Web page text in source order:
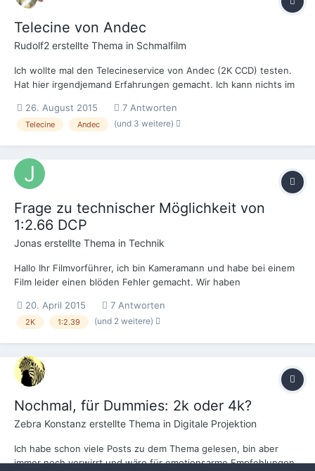
Telecine von Andec
Rudolf2 erstellte Thema in Schmalfilm
Ich wollte mal den Telecineservice von Andec (2K CCD) testen.
Hat hier irgendjemand Erfahrungen gemacht. Ich kann nichts im
Ich habe meine 50D sonst immer von Ocho y pico scanen lassen
aber die machen Urlaub.
26. August 2015 7 Antworten
Telecine Andec (und 3 weitere)
Frage zu technischer Möglichkeit von
1:2.66 DCP
Jonas erstellte Thema in Technik
Hallo Ihr Filmvorführer, ich bin Kameramann und habe bei einem
Film leider einen blöden Fehler gemacht. Wir haben
Kadrage irrtümlicherweise an das Bild gehalten, welches die
Kamera ausgibt: Nicht 1:2.39, sondern 1:2.66, das doppelt
20. April 2015 7 Antworten
2K 1:2.39 (und 2 weitere)
Nochmal, für Dummies: 2k oder 4k?
Zebra Konstanz erstellte Thema in Digitale Projektion
Ich habe schon viele Posts zu dem Thema gelesen, bin aber
immer noch verwirrt und wäre für emotionsarme Empfehlungen